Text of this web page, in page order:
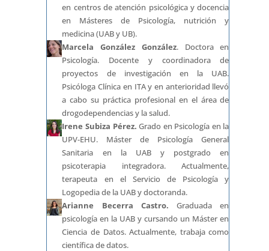
en centros de atención psicológica y docencia
en Másteres de Psicología, nutrición y
medicina (UAB y UB).
Marcela González González. Doctora en
Psicología. Docente y coordinadora de
proyectos de investigación en la UAB.
Psicóloga Clínica en ITA y en anterioridad llevó
a cabo su práctica profesional en el área de
drogodependencias y la salud.
Irene Subiza Pérez.Grado en Psicología en la
UPV-EHU. Máster de Psicología General
Sanitaria en la UAB y postgrado en
psicoterapia integradora. Actualmente,
terapeuta en el Servicio de Psicología y
Logopedia de la UAB y doctoranda.
Arianne Becerra Castro.Graduada en
psicología en la UAB y cursando un Máster en
Ciencia de Datos. Actualmente, trabaja como
científica de datos.